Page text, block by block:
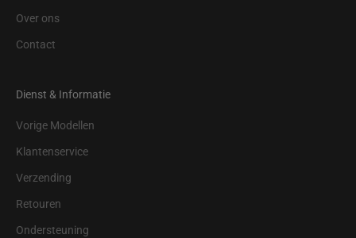
Over ons
Contact
Dienst & Informatie
Vorige Modellen
Klantenservice
Verzending
Retouren
Ondersteuning